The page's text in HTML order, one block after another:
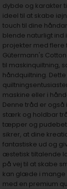
dybde og karakter
ideel til at skabe
touch til dine
blende naturligt ind
projekter med flere
Gütermann's
til maskinquiltning,
håndquiltning.
maskine eller i
Denne tråd er
stærk og holdbar
tæpper og
sikrer, at dine
fantastiske ud og
æstetisk tiltalende
på vej til at skabe
kan glæde i mange
med en premium